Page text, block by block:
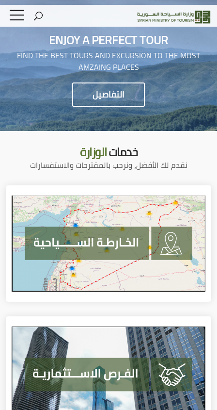
ENJOY A PERFECT TOUR
FIND THE BEST TOURS AND EXCURSION TO THE MOST
AMZAING PLACES
التفاصيل
خدماتالوزارة
نقدم لك الأفضل، ونرحب بالمقترحات والاستفسارات